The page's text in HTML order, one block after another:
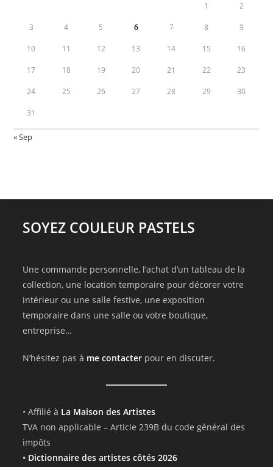
1 2
3 4 5 6 7 8 9
10 11 12 13 14 15 16
17 18 19 20 21 22 23
24 25 26 27 28 29 30
31
« Sep
SOYEZ COULEUR PASTELS
Une commande personnelle, l’achat d’un tableau de la
collection, une location temporaire pour décorer votre
intérieur ou une salle festive, une exposition
temporaire dans une salle ou votre boutique,
entreprise…
N’hésitez pas à me contacter pour en discuter.
• Affilié à La Maison des Artistes
TVA non applicable – Article 239B du code général des
impôts
• Dictionnaire des artistes côtés 2026